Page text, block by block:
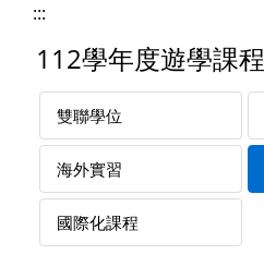
:::
112學年度遊學課程
雙聯學位
海外實習
國際化課程